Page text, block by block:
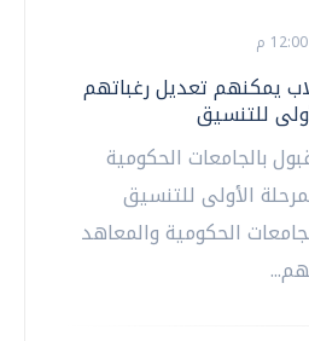
يمكنهم تعديل رغباتهم
للتنسيق
بالجامعات الحكومية
الأولى للتنسيق
الحكومية والمعاهد